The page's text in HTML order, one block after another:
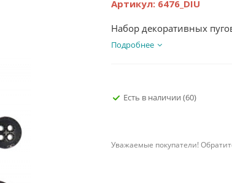
Артикул: 6476_DIU
Набор декоративных
Подробнее
Есть в наличии (60)
Уважаемые покупатели!